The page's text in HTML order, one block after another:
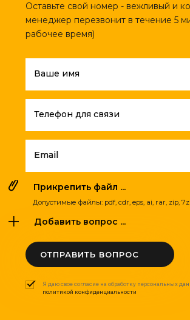
Оставьте свой номер - вежливый и
менеджер перезвонит в течение 5
рабочее время)
Ваше имя
Телефон для связи
Email
Прикрепить файл ...
Допустимые файлы: pdf, cdr, eps, ai, rar, zip, 7z
Добавить вопрос ...
ОТПРАВИТЬ ВОПРОС
Я даю свое согласие на обработку персональных
политикой конфиденциальности